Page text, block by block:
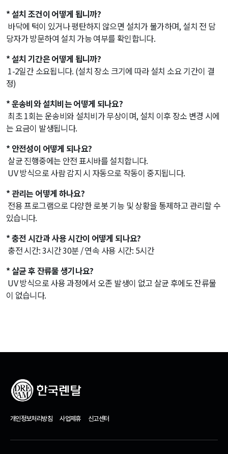
* 설치 조건이 어떻게 됩니까?
바닥에 턱이 있거나 평탄하지 않으면 설치가 불가하며, 설치 전 담
당자가 방문하여 설치 가능 여부를 확인합니다.
* 설치 기간은 어떻게 됩니까?
1-2일간 소요됩니다. (설치 장소 크기에 따라 설치 소요 기간이 결
정)
* 운송비와 설치비는 어떻게 되나요?
최초 1회는 운송비와 설치비가 무상이며, 설치 이후 장소 변경 시에
는 요금이 발생됩니다.
* 안전성이 어떻게 되나요?
살균 진행중에는 안전 표시바를 설치합니다.
UV 방식으로 사람 감지 시 자동으로 작동이 중지됩니다.
* 관리는 어떻게 하나요?
전용 프로그램으로 다양한 로봇 기능 및 상황을 통제하고 관리할 수
있습니다.
* 충전 시간과 사용 시간이 어떻게 되나요?
충전 시간: 3시간 30분 / 연속 사용 시간: 5시간
* 살균 후 잔류물 생기나요?
UV 방식으로 사용 과정에서 오존 발생이 없고 살균 후에도 잔류물
이 없습니다.
개인정보처리방침 사업제휴 신고센터